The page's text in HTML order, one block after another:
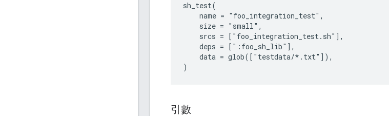
sh_test(
    name = "foo_integration_test",
    size = "small",
    srcs = ["foo_integration_test.sh"],
    deps = [":foo_sh_lib"],
    data = glob(["testdata/*.txt"]),
引數